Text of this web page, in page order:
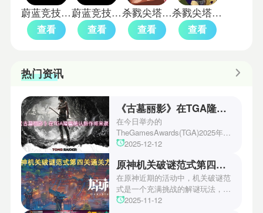
蔚蓝竞技场汉化版
查看
蔚蓝竞技场测试版
查看
杀戮尖塔娘化mod
查看
杀戮尖塔3d版
查看
热门资讯
《古墓丽影》在TGA隆重确认新作将来袭！
在今日举办的
TheGamesAwards(TGA)2025年度
游戏颁奖典礼中，古墓丽影系列公
场资讯让众多玩家们都非常期待！
本次官方也宣布游戏将于2027年登
陆PS5、Xbox以及PC平台！有兴
趣的玩家们可以继续留守鲶鱼网！
2025-12-12
原神机关破谜范式第四关通关方法
在原神近期的活动中，机关破谜范
式是一个充满挑战的解谜玩法，其
中第四关是许多玩家遇到困难的地
2025-11-12